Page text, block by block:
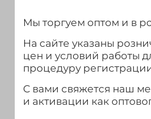
Мы торгуем оптом и в
На сайте указаны
цен и условий работы
процедуру
С вами свяжется наш
и активации как